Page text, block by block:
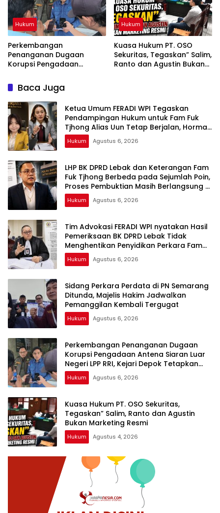
Hukum
Perkembangan
Penanganan Dugaan
Korupsi Pengadaan
LPP RRI, Kejari Depok
Tetapkan Satu Tersangka
Baru
Hukum
Kuasa Hukum PT. OSO
Sekuritas, Tegaskan” Salim,
Ranto dan Agustin Bukan
Baca Juga
Ketua Umum FERADI WPI Tegaskan
Pendampingan Hukum untuk Fam Fuk
Tjhong Alias Uun Tetap Berjalan, Hormati
Proses Penyidikan dan Hasil Pemeriksaan
BK
Hukum Agustus 6, 2026
LHP BK DPRD Lebak dan Keterangan Fam
Fuk Tjhong Berbeda pada Sejumlah Poin,
Proses Pembuktian Masih Berlangsung di
Polda Banten ujar Revan FERADI WPI
Hukum Agustus 6, 2026
Tim Advokasi FERADI WPI nyatakan Hasil
Pemeriksaan BK DPRD Lebak Tidak
Menghentikan Penyidikan Perkara Fam
Fuk Tjhong alias Eyang Uun
Hukum Agustus 6, 2026
Sidang Perkara Perdata di PN Semarang
Ditunda, Majelis Hakim Jadwalkan
Pemanggilan Kembali Tergugat
Hukum Agustus 6, 2026
Perkembangan Penanganan Dugaan
Korupsi Pengadaan Antena Siaran Luar
Negeri LPP RRI, Kejari Depok Tetapkan
Satu Tersangka Baru
Hukum Agustus 6, 2026
Kuasa Hukum PT. OSO Sekuritas,
Tegaskan” Salim, Ranto dan Agustin
Bukan Marketing Resmi
Hukum Agustus 4, 2026